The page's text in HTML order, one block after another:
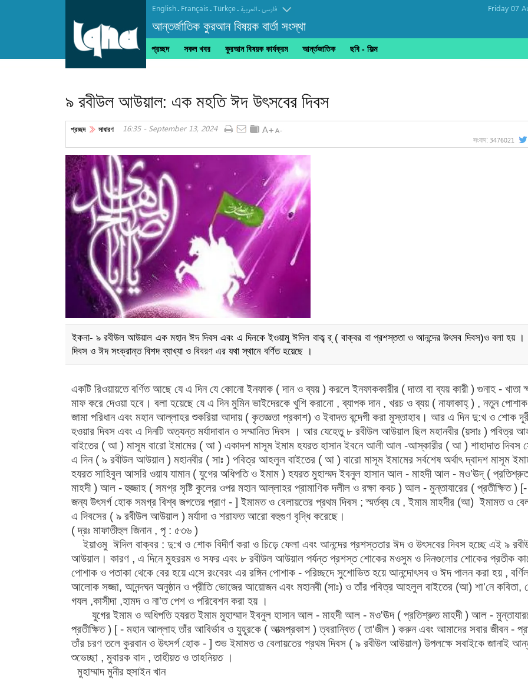
English. Français.Türkçe. العربیة.فارسی
আন্তর্জাতিক কুরআন বিষয়ক বার্তা সংস্থা
Friday 07
প্রচ্ছদ সকল খবর কুরআন বিষয়ক কার্যক্রম আর্ন্তজাতিক ছবি‎ - ফিল্ম
৯ রবীউল আউয়াল: এক মহতি ঈদ উৎসবের দিবস
প্রচ্ছদ সাধারণ 16:35 - September 13, 2024
সংবাদ: 3476021
ইকনা- ৯ রবীউল আউয়াল এক মহান ঈদ দিবস এবং এ দিনকে ইওয়ামু ঈদিল বাক্ব্ র্ ( বাক্বর বা প্রশস্ততা ও আনন্দের উৎসব দিবস)ও বলা হয়
দিবস ও ঈদ সংক্রান্ত বিশদ ব্যাখ্যা ও বিবরণ এর যথা স্থানে বর্ণিত হয়েছে ।
একটি রিওয়ায়তে বর্ণিত আছে যে এ দিন যে কোনো ইনফাক ( দান ও ব্যয় ) করলে ইনফাককারীর ( দাতা বা ব্যয় কারী ) গুনাহ - খাতা
মাফ করে দেওয়া হবে। বলা হয়েছে যে এ দিন মুমিন ভাইদেরকে খুশি করানো , ব্যাপক দান , খরচ ও ব্যয় ( নাফাকাহ্ ) , নতুন
জামা পরিধান এবং মহান আল্লাহর শুকরিয়া আদায় ( কৃতজ্ঞতা প্রকাশ) ও ইবাদত বন্দেগী করা মুস্তাহাব। আর এ দিন দু:খ ও শোক
হওয়ার দিবস এবং এ দিনটি অত্যন্ত মর্যাদাবান ও সম্মানিত দিবস । আর যেহেতু ৮ রবীউল আউয়াল ছিল মহানবীর (য়সাঃ ) পবিত্র
বাইতের ( আ‌ ) মাসূম বারো ইমামের ( আ ) একাদশ মাসূম ইমাম হযরত হাসান ইবনে আলী আল -আস্কারীর ( আ ) শাহাদাত দিবস
এ দিন ( ৯ রবীউল আউয়াল ) মহানবীর ( সাঃ ) পবিত্র আহলুল বাইতের ( আ ) বারো মাসূম ইমামের সর্বশেষ অর্থাৎ দ্বাদশ মাসূম
হযরত সাহিবুল আসরি ওয়ায যামান ( যুগের অধিপতি ও ইমাম ) হযরত মুহাম্মদ ইবনুল হাসান আল - মাহদী আল - মও'ঊদ্ (
মাহদী ) আল - হুজ্জাহ ( সমগ্র সৃষ্টি কুলের ওপর মহান আল্লাহর প্রামাণিক দলীল ও রক্ষা কবচ ) আল - মুন্তাযারের ( প্রতীক্ষিত ) [-
জন্য উৎসর্গ হোক সমগ্র বিশ্ব জগতের প্রাণ - ] ইমামত ও বেলায়তের প্রথম দিবস ; স্মর্তব্য যে , ইমাম মাহদীর (আ) ইমামত ও
এ দিবসের ( ৯ রবীউল আউয়াল ) মর্যাদা ও শরাফত আরো বহুগুণ বৃদ্ধি করেছে।
( দ্রঃ মাফাতীহুল জিনান , পৃ : ৫৩৬ )
ইয়াওমু ঈদিল বাক্বর : দু:খ ও শোক বিদীর্ণ করা ও চিড়ে ফেলা এবং আনন্দের প্রশস্ততার ঈদ ও উৎসবের দিবস হচ্ছে এই ৯
আউয়াল। কারণ , এ দিনে মুহররম ও সফর এবং ৮ রবীউল আউয়াল পর্যন্ত প্রশস্ত শোকের মওসুম ও দিনগুলোর শোকের প্রতীক
পোশাক ও পতাকা থেকে বের হয়ে এসে রংবেরং এর রঙ্গিন পোশাক - পরিচ্ছদে সুশোভিত হয়ে আনন্দোৎসব ও ঈদ পালন করা হয় ,
আলোক সজ্জা, আনন্দঘন অনুষ্ঠান ও প্রীতি ভোজের আয়োজন এবং মহানবী (সাঃ) ও তাঁর পবিত্র আহলুল বাইতের (আ) শা'নে কবিতা,
গযল ,কাসীদা ,হামদ ও না'ত পেশ ও পরিবেশন করা হয় ।
যুগের ইমাম ও অধিপতি হযরত ইমাম মুহাম্মাদ ইবনুল হাসান আল - মাহদী আল - মও'ঊদ ( প্রতিশ্রুত মাহদী ) আল -
প্রতীক্ষিত ) [ - মহান আল্লাহ তাঁর আবির্ভাব ও যুহূরকে ( আত্মপ্রকাশ ) ত্বরান্বিত ( তা'জীল ) করুন এবং আমাদের সবার জীবন -
তাঁর চরণ তলে কুরবান ও উৎসর্গ হোক - ] শুভ ইমামত ও বেলায়তের প্রথম দিবস ( ৯ রবীউল আউয়াল) উপলক্ষে সবাইকে জানাই
শুভেচ্ছা , মুবারক বাদ , তাহীয়ত ও তাহনিয়ত ।
মুহাম্মাদ মুনীর হুসাইন খান